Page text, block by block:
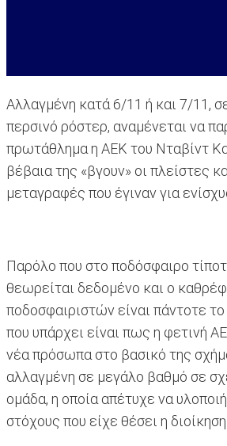
Αλλαγμένη κατά 6/11 ή και 7/11,
περσινό ρόστερ, αναμένεται να
πρωτάθλημα η ΑΕΚ του Νταβίντ
βέβαια της «βγουν» οι πλείστες
μεταγραφές που έγιναν για
Παρόλο που στο ποδόσφαιρο
θεωρείται δεδομένο και ο
ποδοσφαιριστών είναι πάντοτε
που υπάρχει είναι πως η φετινή
νέα πρόσωπα στο βασικό της
αλλαγμένη σε μεγάλο βαθμό σε
ομάδα, η οποία απέτυχε να
στόχους που είχε θέσει η διοίκηση.